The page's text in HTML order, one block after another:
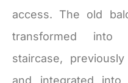
access. The old
transformed into
staircase,
and integrated